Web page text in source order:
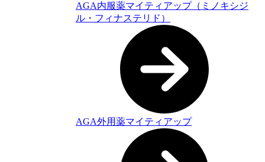
AGA内服薬マイティアップ（ミノキシジ
ル・フィナステリド）
AGA外用薬マイティアップ